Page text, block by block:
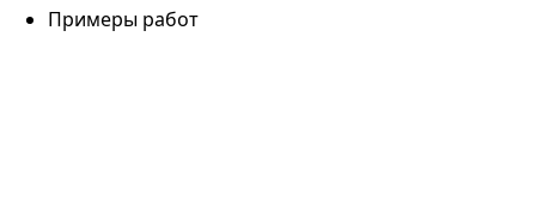
Примеры работ